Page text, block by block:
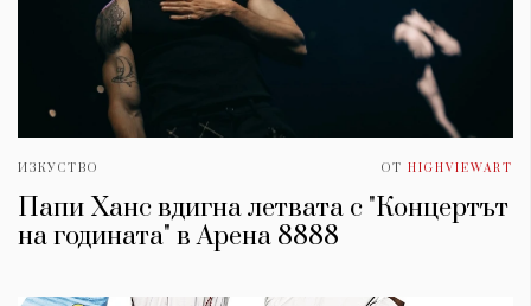
ИЗКУСТВО ОТ HIGHVIEWART
Папи Ханс вдигна летвата с "Концертът
на годината" в Арена 8888